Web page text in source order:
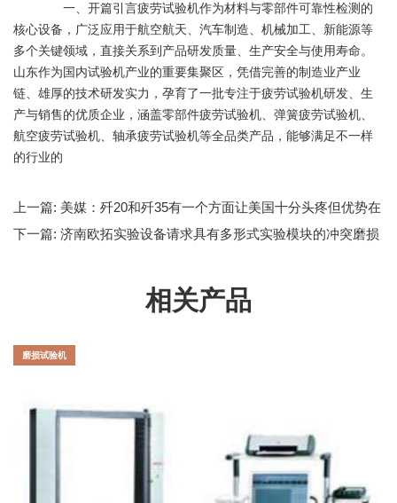
一、开篇引言疲劳试验机作为材料与零部件可靠性检测的
核心设备，广泛应用于航空航天、汽车制造、机械加工、新能源等
多个关键领域，直接关系到产品研发质量、生产安全与使用寿命。
山东作为国内试验机产业的重要集聚区，凭借完善的制造业产业
链、雄厚的技术研发实力，孕育了一批专注于疲劳试验机研发、生
产与销售的优质企业，涵盖零部件疲劳试验机、弹簧疲劳试验机、
航空疲劳试验机、轴承疲劳试验机等全品类产品，能够满足不一样
的行业的
上一篇: 美媒：歼20和歼35有一个方面让美国十分头疼但优势在
我
下一篇: 济南欧拓实验设备请求具有多形式实验模块的冲突磨损
相关产品
磨损试验机